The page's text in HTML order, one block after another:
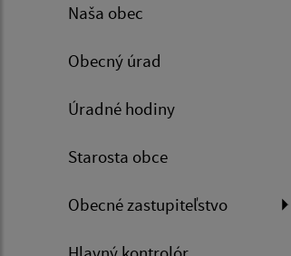
Naša obec
Obecný úrad
Úradné hodiny
Starosta obce
Obecné zastupiteľstvo